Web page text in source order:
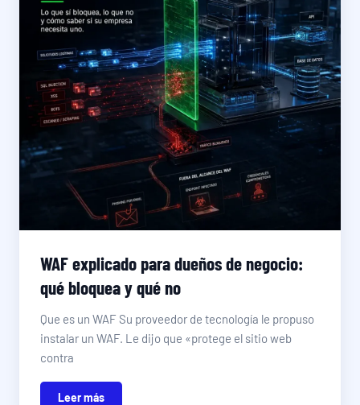
WAF explicado para dueños de negocio:
qué bloquea y qué no
Que es un WAF Su proveedor de tecnología le propuso
instalar un WAF. Le dijo que «protege el sitio web
contra
Leer más